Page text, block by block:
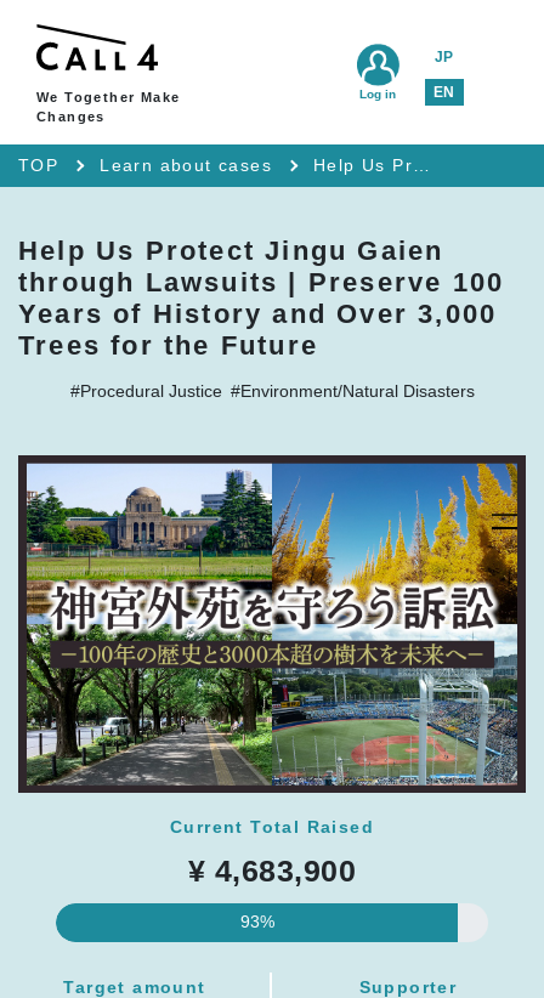
We Together Make
Changes
JP
EN
Log in
TOP Learn about cases
Help Us Protect Jingu Gaien
through Lawsuits | Preserve 100
Years of History and Over 3,000
Trees for the Future
#Procedural Justice #Environment/Natural Disasters
Current Total Raised
¥ 4,683,900
93%
Target amount Supporter